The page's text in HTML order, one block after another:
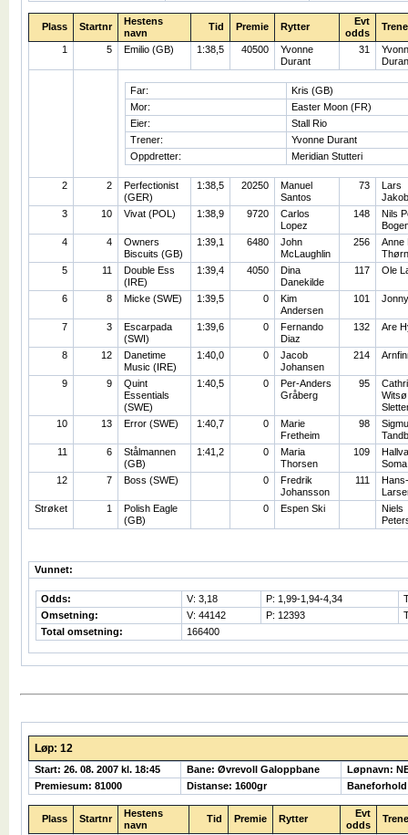
Plass Startnr
Hestens
navn
Tid Premie Rytter
Evt
odds
1 5 Emilio (GB) 1:38,5 40500
Yvonne
Durant
31
Far:
Kris (GB)
Mor:
Easter Moon (FR)
Eier:
Stall Rio
Trener:
Yvonne Durant
Oppdretter:
Meridian Stutteri
2 2
Perfectionist
(GER)
1:38,5 20250
Manuel
Santos
73
Lars
3
10 Vivat (POL) 1:38,9 9720
Carlos
Lopez
148
Nils
4
4
Owners
Biscuits (GB)
1:39,1 6480
John
McLaughlin
256
Anne
Thørn
5
11
Double Ess
(IRE)
1:39,4 4050
Dina
Danekilde
117 Ole
6 8 Micke (SWE) 1:39,5 0
Kim
Andersen
101
7 3
Escarpada
(SWI)
1:39,6 0
Fernando
Diaz
132 Are
8 12
Danetime
Music (IRE)
1:40,0 0
Jacob
Johansen
214
9 9
Quint
Essentials
(SWE)
1:40,5 0
Per-Anders
Gråberg
95
Witsø
10
13 Error (SWE) 1:40,7 0
Marie
Fretheim
98
11
6
Stålmannen
(GB)
1:41,2 0
Maria
Thorsen
109
Soma
12
7 Boss (SWE) 0
Fredrik
Johansson
111
Strøket
1
Polish Eagle
(GB)
0 Espen Ski
Niels
Vunnet:
Odds: V: 3,18 P: 1,99-1,94-4,34
Omsetning:
V: 44142 P: 12393
Total omsetning:
166400
Løp: 12
Start: 26. 08. 2007 kl. 18:45 Bane: Øvrevoll Galoppbane
Løpnavn:
Premiesum: 81000
Distanse: 1600gr
Plass Startnr
Hestens
navn
Tid Premie Rytter
Evt
odds